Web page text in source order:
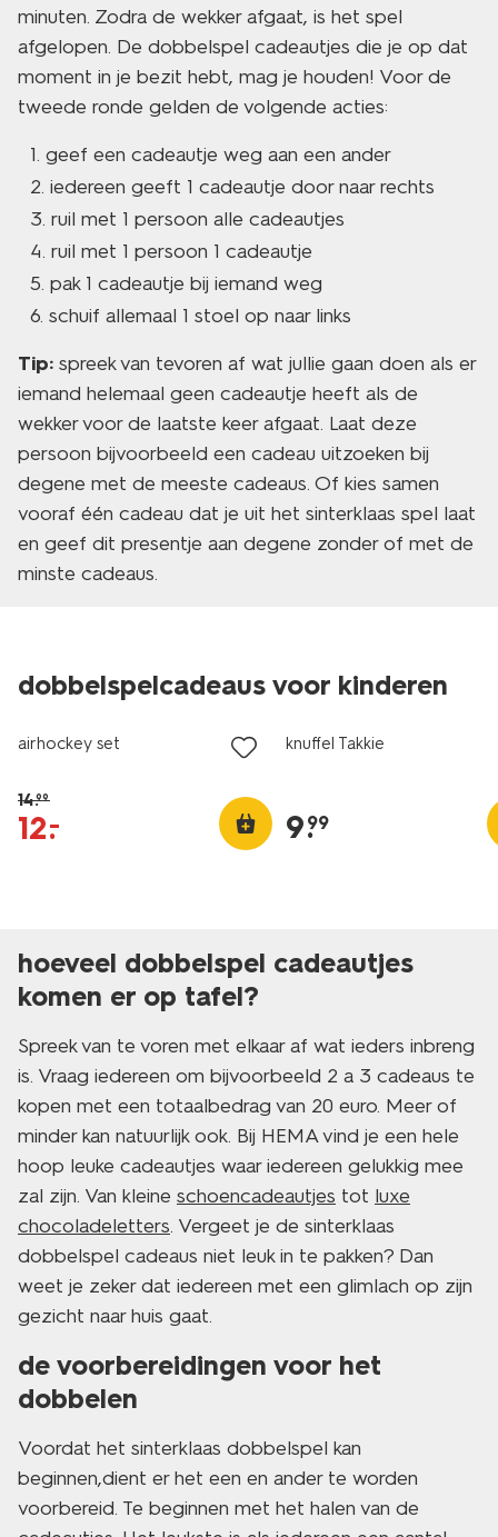
minuten. Zodra de wekker afgaat, is het spel
afgelopen. De dobbelspel cadeautjes die je op dat
moment in je bezit hebt, mag je houden! Voor de
tweede ronde gelden de volgende acties:
geef een cadeautje weg aan een ander
iedereen geeft 1 cadeautje door naar rechts
ruil met 1 persoon alle cadeautjes
ruil met 1 persoon 1 cadeautje
pak 1 cadeautje bij iemand weg
schuif allemaal 1 stoel op naar links
Tip: spreek van tevoren af wat jullie gaan doen als er
iemand helemaal geen cadeautje heeft als de
wekker voor de laatste keer afgaat. Laat deze
persoon bijvoorbeeld een cadeau uitzoeken bij
degene met de meeste cadeaus. Of kies samen
vooraf één cadeau dat je uit het sinterklaas spel laat
en geef dit presentje aan degene zonder of met de
minste cadeaus.
dobbelspelcadeaus voor kinderen
sale
airhockey set
14.99
12.
–
knuffel Takkie
9.
99
hoeveel dobbelspel cadeautjes
komen er op tafel?
Spreek van te voren met elkaar af wat ieders inbreng
is. Vraag iedereen om bijvoorbeeld 2 a 3 cadeaus te
kopen met een totaalbedrag van 20 euro. Meer of
minder kan natuurlijk ook. Bij HEMA vind je een hele
hoop leuke cadeautjes waar iedereen gelukkig mee
zal zijn. Van kleine schoencadeautjes tot luxe
chocoladeletters. Vergeet je de sinterklaas
dobbelspel cadeaus niet leuk in te pakken? Dan
weet je zeker dat iedereen met een glimlach op zijn
gezicht naar huis gaat.
de voorbereidingen voor het
dobbelen
Voordat het sinterklaas dobbelspel kan
beginnen,dient er het een en ander te worden
voorbereid. Te beginnen met het halen van de